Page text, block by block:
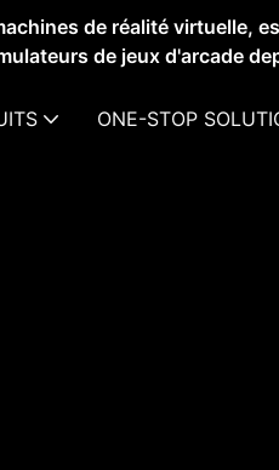
de réalité virtuelle,
de jeux d'arcade
ONE-STOP